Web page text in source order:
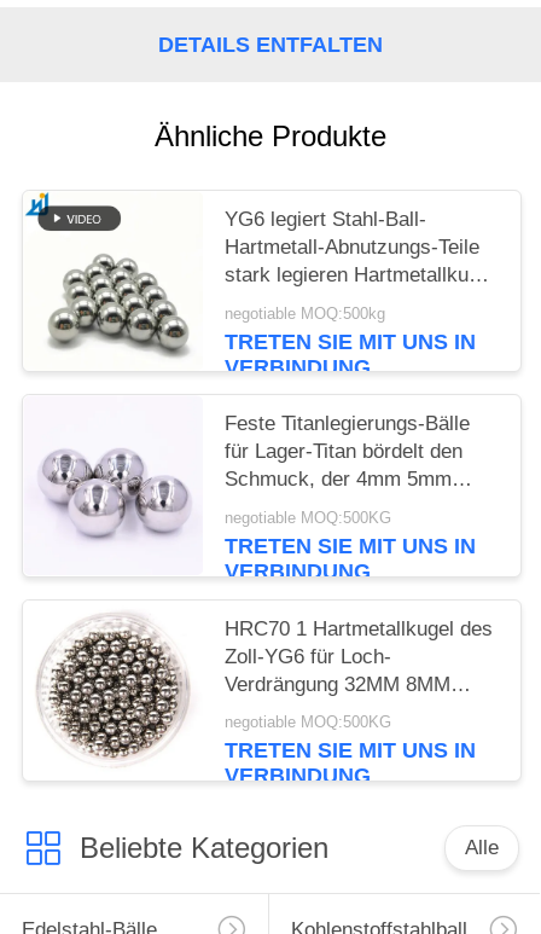
DETAILS ENTFALTEN
Ähnliche Produkte
YG6 legiert Stahl-Ball-
Hartmetall-Abnutzungs-Teile
stark legieren Hartmetallkugel
26mm 28.575mm
negotiable MOQ:500kg
TRETEN SIE MIT UNS IN
VERBINDUNG
Feste Titanlegierungs-Bälle
für Lager-Titan bördelt den
Schmuck, der 4mm 5mm
6mm 8mm macht
negotiable MOQ:500KG
TRETEN SIE MIT UNS IN
VERBINDUNG
HRC70 1 Hartmetallkugel des
Zoll-YG6 für Loch-
Verdrängung 32MM 8MM
10MM
negotiable MOQ:500KG
TRETEN SIE MIT UNS IN
VERBINDUNG
Beliebte Kategorien Alle
Edelstahl-Bälle Kohlenstoffstahlball